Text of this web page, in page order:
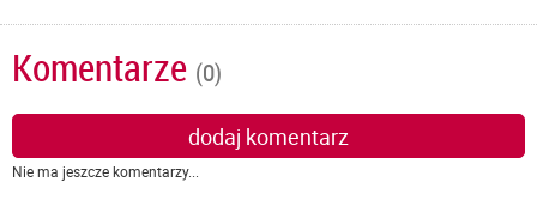
Komentarze (0)
dodaj komentarz
Nie ma jeszcze komentarzy...